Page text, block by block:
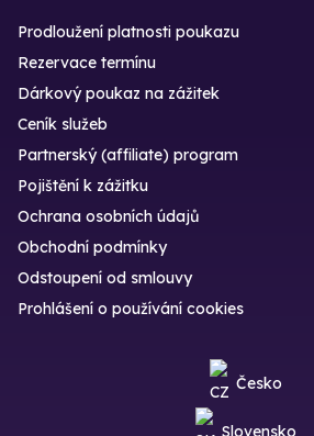
Prodloužení platnosti poukazu
Rezervace termínu
Dárkový poukaz na zážitek
Ceník služeb
Partnerský (affiliate) program
Pojištění k zážitku
Ochrana osobních údajů
Obchodní podmínky
Odstoupení od smlouvy
Prohlášení o používání cookies
Česko
Slovensko